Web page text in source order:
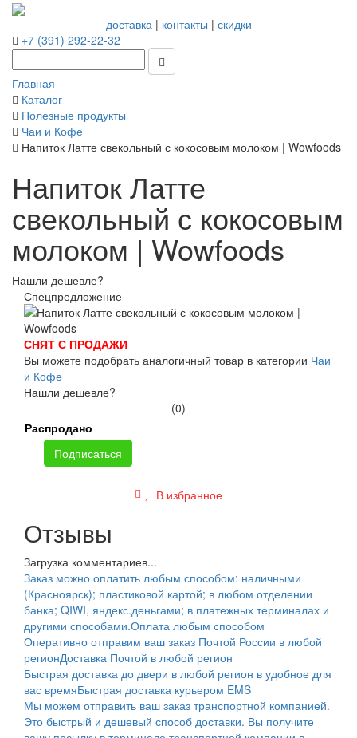
доставка| контакты | скидки
+7 (391) 292-22-32
Главная
Каталог
Полезные продукты
Чаи и Кофе
Напиток Латте свекольный с кокосовым молоком | Wowfoods
Напиток Латте
свекольный с кокосовым
молоком | Wowfoods
Нашли дешевле?
Спецпредложение
СНЯТ С ПРОДАЖИ
Вы можете подобрать аналогичный товар в категории Чаи
и Кофе
Нашли дешевле?
(0)
Распродано
Подписаться
В избранное
Отзывы
Загрузка комментариев...
Заказ можно оплатить любым способом: наличными
(Красноярск); пластиковой картой; в любом отделении
банка; QIWI, яндекс.деньгами; в платежных терминалах и
другими способами.Оплата любым способом
Оперативно отправим ваш заказ Почтой России в любой
регионДоставка Почтой в любой регион
Быстрая доставка до двери в любой регион в удобное для
вас времяБыстрая доставка курьером EMS
Мы можем отправить ваш заказ транспортной компанией.
Это быстрый и дешевый способ доставки. Вы получите